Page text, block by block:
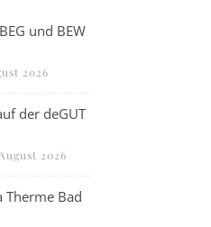
und BEW
2026
der deGUT
2026
Therme Bad